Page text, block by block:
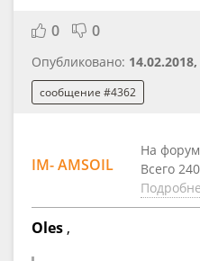
0 0
Опубликовано:
сообщение #4362
IM- AMSOIL
На
Всего
Oles,